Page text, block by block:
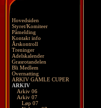
Hovedsiden
Styret/Komiteer
Påmelding
Kontakt info
Årskontroll
Treninger
Adelskalender
Grasrotandelen
Bli Medlem
Overnatting
ARKIV GAMLE CUPER
ARKIV
Arkiv 06
Arkiv 07
Løp 07